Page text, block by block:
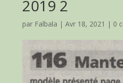
2019 2
par Falbala | Avr 18, 2021 | 0